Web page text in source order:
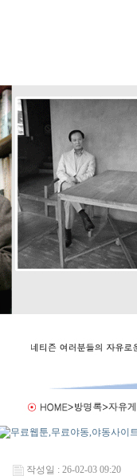
작성일 : 26-02-03 09:20